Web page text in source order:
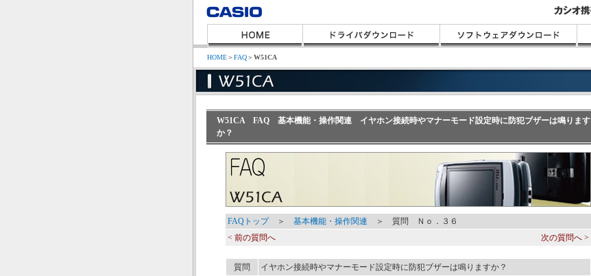
HOME＞FAQ＞W51CA
W51CA FAQ 基本機能・操作関連 イヤホン接続時やマナーモード設定時に防犯ブザーは鳴ります
か？
FAQトップ＞ 基本機能・操作関連 ＞ 質問 Ｎｏ．３６
< 前の質問へ
次の質問へ >
質問
イヤホン接続時やマナーモード設定時に防犯ブザーは鳴りますか？